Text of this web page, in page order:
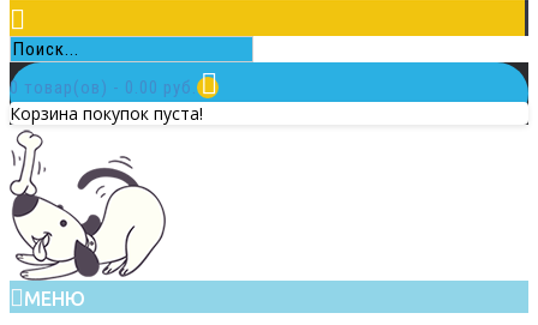
0 товар(ов) - 0.00 руб.
Корзина покупок пуста!
МЕНЮ